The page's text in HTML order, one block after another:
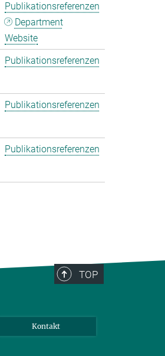
Publikationsreferenzen
Department
Website
Publikationsreferenzen
Publikationsreferenzen
Publikationsreferenzen
TOP
Kontakt